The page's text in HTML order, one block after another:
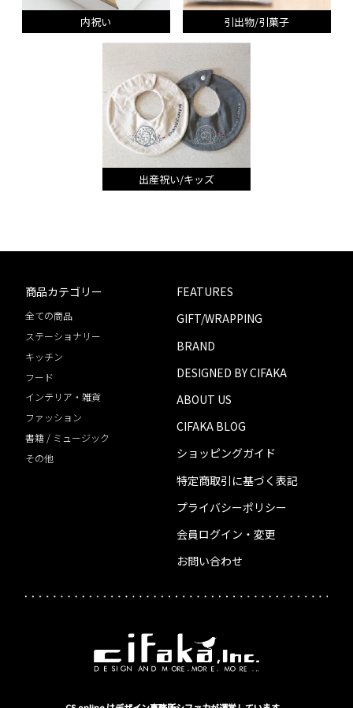
内祝い 引出物/引菓子
出産祝い/キッズ
商品カテゴリー
全ての商品
ステーショナリー
キッチン
フード
インテリア・雑貨
ファッション
書籍 / ミュージック
その他
FEATURES
GIFT/WRAPPING
BRAND
DESIGNED BY CIFAKA
ABOUT US
CIFAKA BLOG
ショッピングガイド
特定商取引に基づく表記
プライバシーポリシー
会員ログイン・変更
お問い合わせ